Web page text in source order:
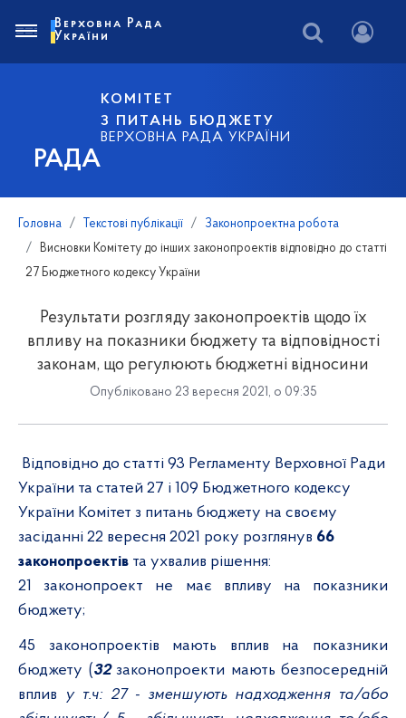
РАДА
КОМІТЕТ
З ПИТАНЬ БЮДЖЕТУ
ВЕРХОВНА РАДА УКРАЇНИ
Верховна Рада
України
Головна Текстові публікації
Законопроектна робота
Висновки Комітету до інших законопроектів відповідно до статті
27 Бюджетного кодексу України
Результати розгляду законопроектів щодо їх
впливу на показники бюджету та відповідності
законам, що регулюють бюджетні відносини
Опубліковано 23 вересня 2021, о 09:35
Відповідно до статті 93 Регламенту Верховної Ради
України та статей 27 і 109 Бюджетного кодексу
України Комітет з питань бюджету на своєму
засіданні 22 вересня 2021 року розглянув 66
законопроектів та ухвалив рішення:
21
законопроект не має впливу на показники
бюджету;
45 законопроектів мають вплив на показники
бюджету (32 законопроекти мають безпосередній
вплив
у т.ч: 27 - зменшують надходження та/або